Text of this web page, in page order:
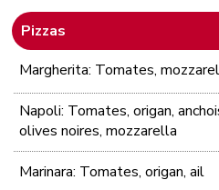
Pizzas
Margherita: Tomates,
Napoli: Tomates, origan,
olives noires, mozzarella
Marinara: Tomates, origan, ail